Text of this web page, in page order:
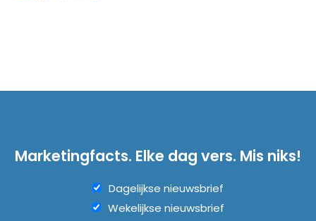
Marketingfacts. Elke dag vers. Mis niks!
Dagelijkse nieuwsbrief
Wekelijkse nieuwsbrief